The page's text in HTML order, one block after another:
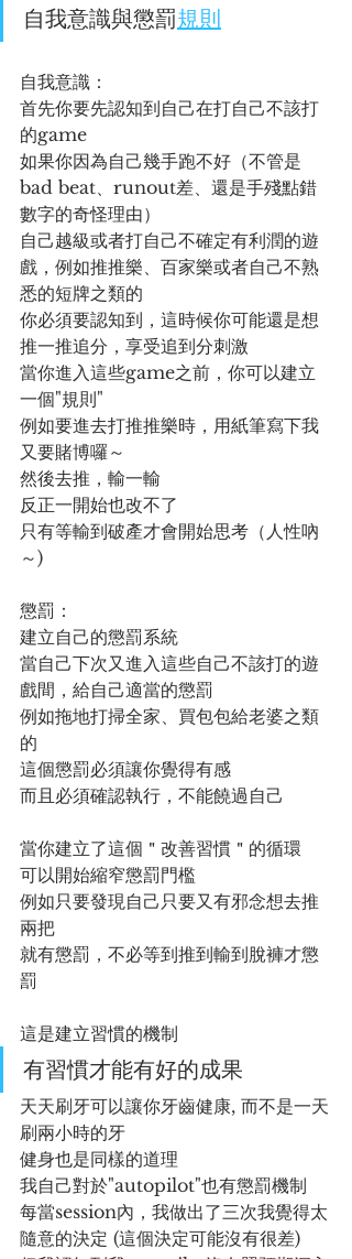
自我意識與懲罰規則
自我意識：
首先你要先認知到自己在打自己不該打
的game
如果你因為自己幾手跑不好（不管是
bad beat、runout差、還是手殘點錯
數字的奇怪理由）
自己越級或者打自己不確定有利潤的遊
戲，例如推推樂、百家樂或者自己不熟
悉的短牌之類的
你必須要認知到，這時候你可能還是想
推一推追分，享受追到分刺激
當你進入這些game之前，你可以建立
一個"規則"
例如要進去打推推樂時，用紙筆寫下我
又要賭博囉～
然後去推，輸一輸
反正一開始也改不了
只有等輸到破產才會開始思考（人性吶
～)
懲罰：
建立自己的懲罰系統
當自己下次又進入這些自己不該打的遊
戲間，給自己適當的懲罰
例如拖地打掃全家、買包包給老婆之類
的
這個懲罰必須讓你覺得有感
而且必須確認執行，不能饒過自己
當你建立了這個＂改善習慣＂的循環
可以開始縮窄懲罰門檻
例如只要發現自己只要又有邪念想去推
兩把
就有懲罰，不必等到推到輸到脫褲才懲
罰
這是建立習慣的機制
有習慣才能有好的成果
天天刷牙可以讓你牙齒健康, 而不是一天
刷兩小時的牙
健身也是同樣的道理
我自己對於"autopilot"也有懲罰機制
每當session內，我做出了三次我覺得太
隨意的決定 (這個決定可能沒有很差)